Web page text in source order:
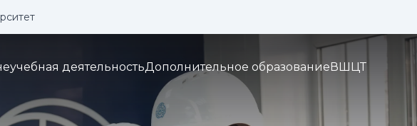
Изображения: Кернинг: 1x 2x 3x
деятельностьДополнительное образованиеВШЦТ